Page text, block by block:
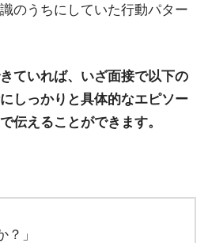
のうちにしていた行動パター
ていれば、いざ面接で以下の
しっかりと具体的なエピソー
伝えることができます。
？」